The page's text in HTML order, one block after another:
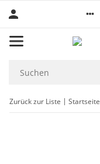
Zurück zur Liste Startseite